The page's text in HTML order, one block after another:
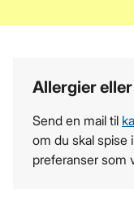
Allergier
Send en mail til
om du skal spise
preferanser som